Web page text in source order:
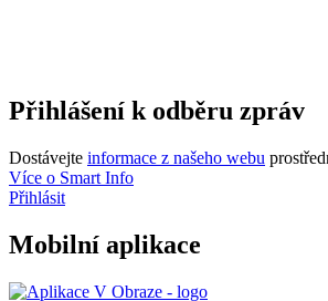
Přihlášení k odběru zpráv
Dostávejte informace z našeho webu
Více o Smart Info
Přihlásit
Mobilní aplikace